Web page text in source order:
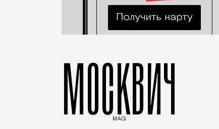
МОСКВИЧ
MAG